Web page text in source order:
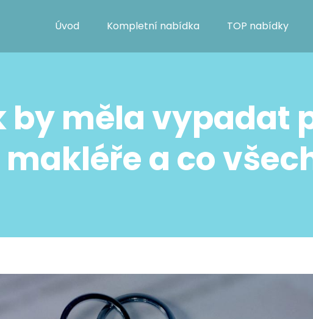
Úvod Kompletní nabídka TOP nabídky
by měla vypadat
makléře a co